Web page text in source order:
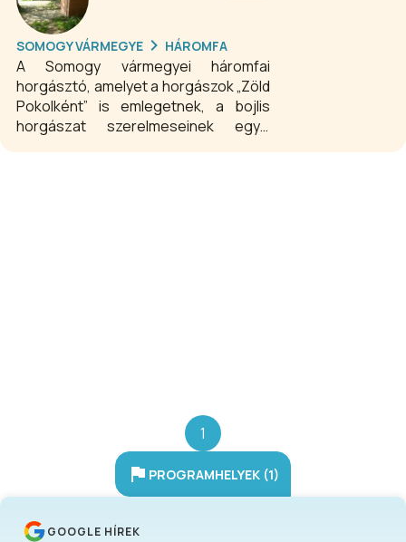
SOMOGY VÁRMEGYE HÁROMFA
A Somogy vármegyei háromfai
horgásztó, amelyet a horgászok „Zöld
Pokolként” is emlegetnek, a bojlis
horgászat szerelmeseinek egyik
1
PROGRAMHELYEK (1)
GOOGLE HÍREK